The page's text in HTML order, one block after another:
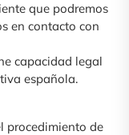
que podremos
en contacto con
capacidad legal
española.
procedimiento de